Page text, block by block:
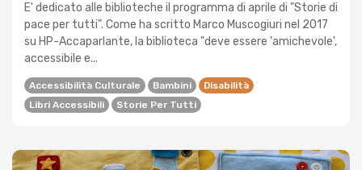
E' dedicato alle biblioteche il programma di aprile di "Storie di
pace per tutti". Come ha scritto Marco Muscogiuri nel 2017
su HP-Accaparlante, la biblioteca "deve essere 'amichevole',
accessibile e...
Accessibilità Culturale Bambini
Disabilità
Libri Accessibili
Storie Per Tutti